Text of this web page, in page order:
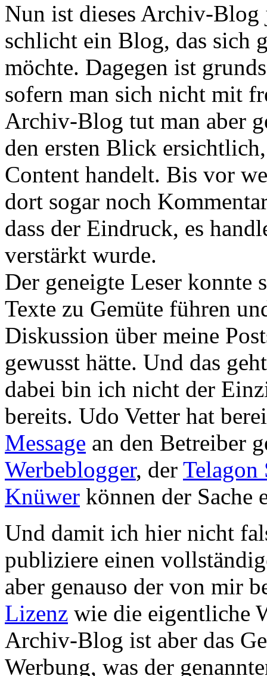
Nun ist dieses Archiv-Blog
schlicht ein Blog, das sich
möchte. Dagegen ist
sofern man sich nicht mit
Archiv-Blog tut man aber
den ersten Blick
Content handelt. Bis vor
dort sogar noch
dass der Eindruck, es
verstärkt wurde.
Der geneigte Leser konnte
Texte zu Gemüte führen
Diskussion über meine
gewusst hätte. Und das
dabei bin ich nicht der
bereits. Udo Vetter hat
Message an den Betreiber
Werbeblogger, der Telagon
Knüwer können der Sache
Und damit ich hier nicht
publiziere einen
aber genauso der von mir
Lizenz wie die eigentliche
Archiv-Blog ist aber das
Werbung, was der